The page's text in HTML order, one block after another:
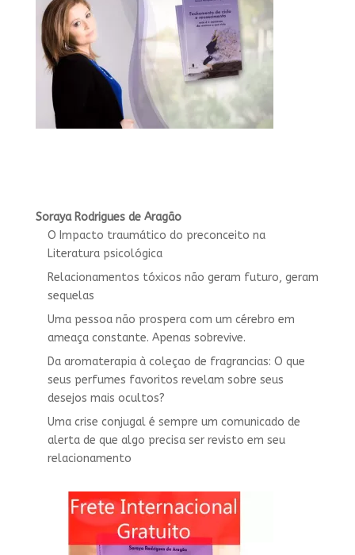
Soraya Rodrigues de Aragão
O Impacto traumático do preconceito na
Literatura psicológica
Relacionamentos tóxicos não geram futuro, geram
sequelas
Uma pessoa não prospera com um cérebro em
ameaça constante. Apenas sobrevive.
Da aromaterapia à coleçao de fragrancias: O que
seus perfumes favoritos revelam sobre seus
desejos mais ocultos?
Uma crise conjugal é sempre um comunicado de
alerta de que algo precisa ser revisto em seu
relacionamento